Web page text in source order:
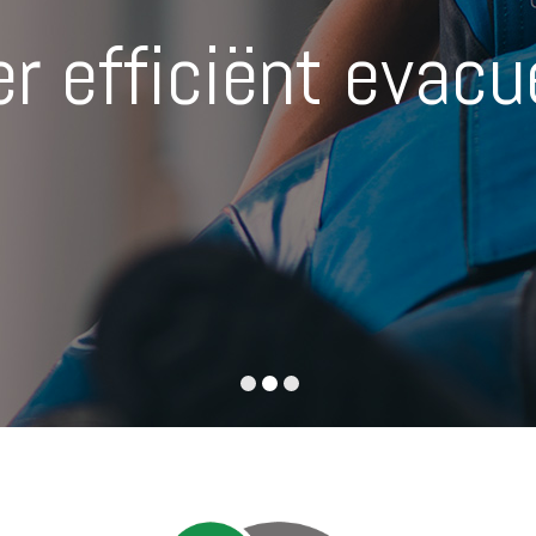
efficiënt